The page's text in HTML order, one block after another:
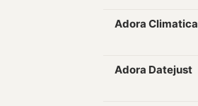
Adora Climatica
Adora Datejust